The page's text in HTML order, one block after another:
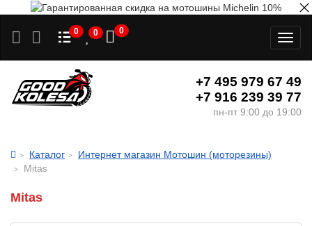
0 0 0
+7 495 979 67 49
+7 916 239 39 77
пн-пт 9:00 до 19:00
Каталог
Интернет магазин Мотошин (моторезины)
Mitas
Mitas